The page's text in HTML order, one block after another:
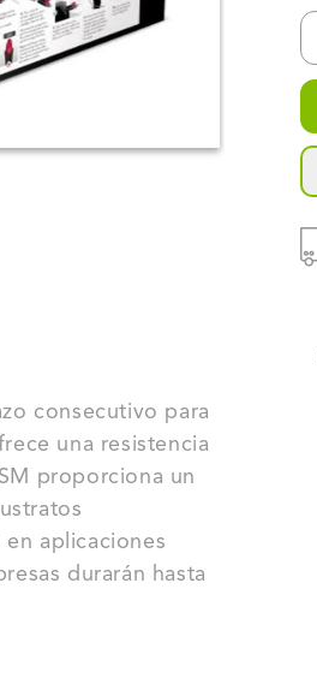
consecutivo para
una resistencia
proporciona un
aplicaciones
durarán hasta